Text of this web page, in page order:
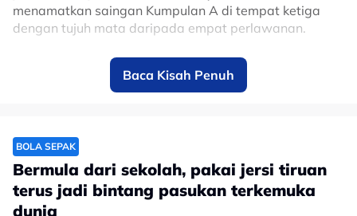
menamatkan saingan Kumpulan A di tempat ketiga
dengan tujuh mata daripada empat perlawanan.
Vietnam muncul juara kumpulan dengan 10 mata,
manakala Singapura mengumpul lapan mata untuk
mengiringi mereka ke separuh akhir.
memulakan kempen dengan penuh bergaya menerusi
kemenangan 5-1 ke atas Kemboja dan 3-0 menentang
Timor-Leste.
Namun kekalahan 0-3 kepada Vietnam mengubah
Baca Kisah Penuh
BOLA SEPAK
Bermula dari sekolah, pakai jersi tiruan
terus jadi bintang pasukan terkemuka
dunia